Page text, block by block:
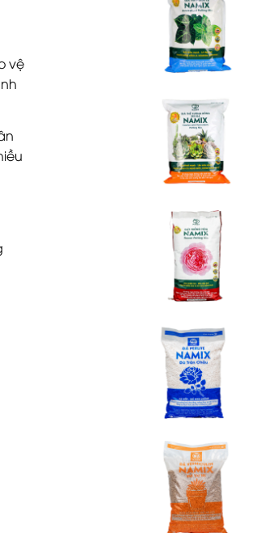
vệ